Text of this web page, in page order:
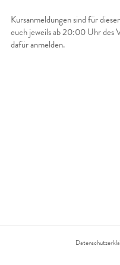
Kursanmeldungen sind für
euch jeweils ab 20:00 Uhr des
dafür anmelden.